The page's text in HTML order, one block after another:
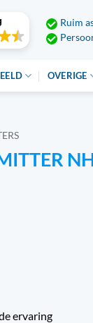
Ruim
OVERIGE
ervaring